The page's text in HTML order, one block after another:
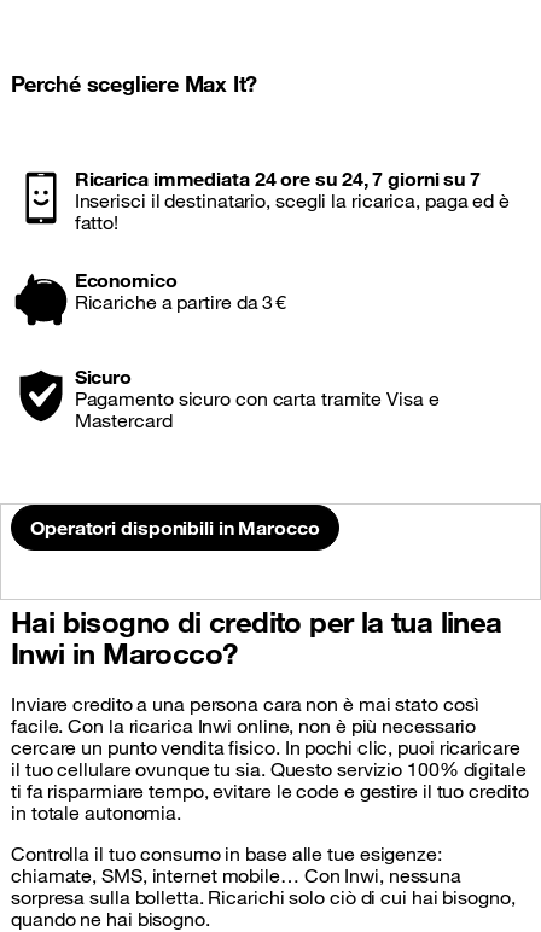
Perché scegliere Max It?
Ricarica immediata 24 ore su 24, 7 giorni su 7
Inserisci il destinatario, scegli la ricarica, paga ed è
fatto!
Economico
Ricariche a partire da 3 €
Sicuro
Pagamento sicuro con carta tramite Visa e
Mastercard
Operatori disponibili in Marocco
Hai bisogno di credito per la tua linea
Inwi in Marocco?
Inviare credito a una persona cara non è mai stato così
facile. Con la ricarica Inwi online, non è più necessario
cercare un punto vendita fisico. In pochi clic, puoi ricaricare
il tuo cellulare ovunque tu sia. Questo servizio 100% digitale
ti fa risparmiare tempo, evitare le code e gestire il tuo credito
in totale autonomia.
Controlla il tuo consumo in base alle tue esigenze:
chiamate, SMS, internet mobile… Con Inwi, nessuna
sorpresa sulla bolletta. Ricarichi solo ciò di cui hai bisogno,
quando ne hai bisogno.